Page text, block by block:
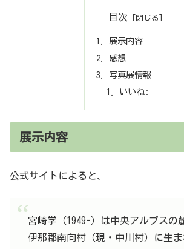
目次
展示内容
感想
写真展情報
いいね:
展示内容
公式サイトによると、
宮崎学（1949-）は中央アルプスの
伊那郡南向村（現・中川村）に生